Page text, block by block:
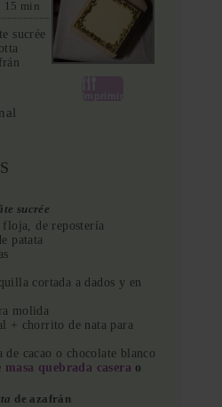
15 min
sucrée
sucrée
floja, de repostería
patata
cortada a dados y en
molida
+ chorrito de nata para
de cacao o chocolate blanco
masa quebrada casera o
de azafrán